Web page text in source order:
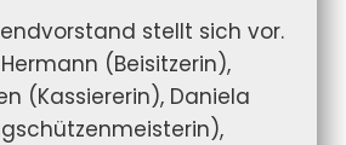
stellt sich vor.
(Beisitzerin),
(Kassiererin), Daniela